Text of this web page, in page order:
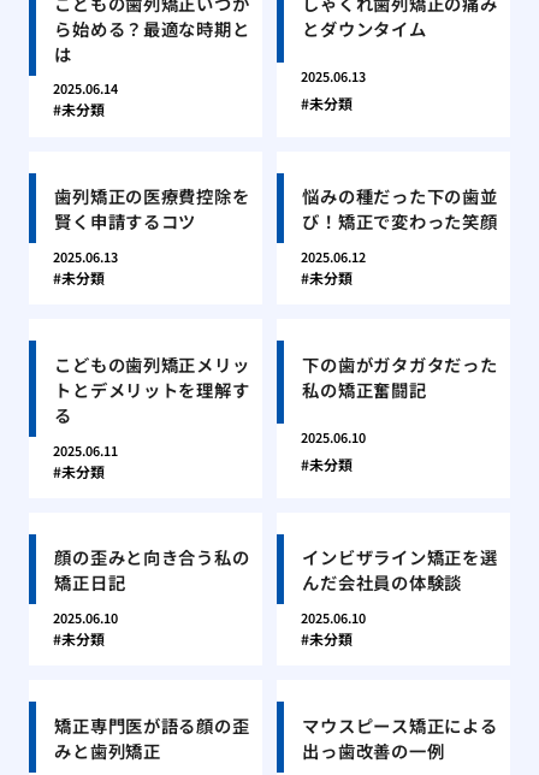
ら始める？最適な時期と
は
2025.06.14
未分類
とダウンタイム
2025.06.13
未分類
歯列矯正の医療費控除を
賢く申請するコツ
2025.06.13
未分類
悩みの種だった下の歯並
び！矯正で変わった笑顔
2025.06.12
未分類
こどもの歯列矯正メリッ
トとデメリットを理解す
る
2025.06.11
未分類
下の歯がガタガタだった
私の矯正奮闘記
2025.06.10
未分類
顔の歪みと向き合う私の
矯正日記
2025.06.10
未分類
インビザライン矯正を選
んだ会社員の体験談
2025.06.10
未分類
矯正専門医が語る顔の歪
みと歯列矯正
マウスピース矯正による
出っ歯改善の一例